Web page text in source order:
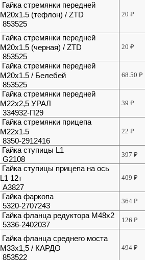
Гайка стремянки передней
М20х1.5 (тефлон) / ZTD
853525
20₽
Гайка стремянки передней
М20х1.5 (черная) / ZTD
853525
20₽
Гайка стремянки передней
М20х1.5 / Белебей
853525
68.50₽
Гайка стремянки передней
М22х2,5 УРАЛ
334932-П29
39₽
Гайка стремянки прицепа
М22х1.5
8350-2912416
22₽
Гайка ступицы L1
G2108
397₽
Гайка ступицы прицепа на ось
L1 12т
А3827
409₽
Гайка фаркопа
5320-2707243
364₽
Гайка фланца редуктора М48х2
5336-2402037
126₽
Гайка фланца среднего моста
М33х1,5 / КАРДО
853522
494₽